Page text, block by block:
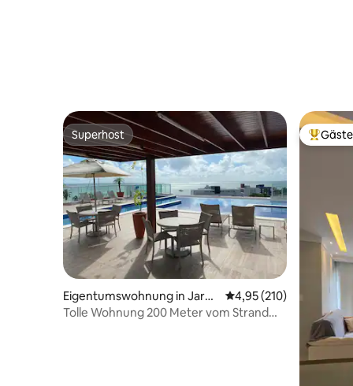
Superhost
Superhost
Eigentumswohnung in Jardi
m Oceania
Durchschnittliche
4,95 (210)
Tolle Wohnung 200 Meter vom Strand